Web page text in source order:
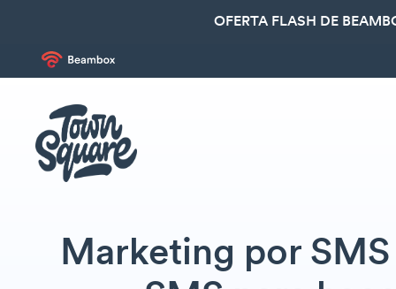
OFERTA FLASH DE
Marketing por